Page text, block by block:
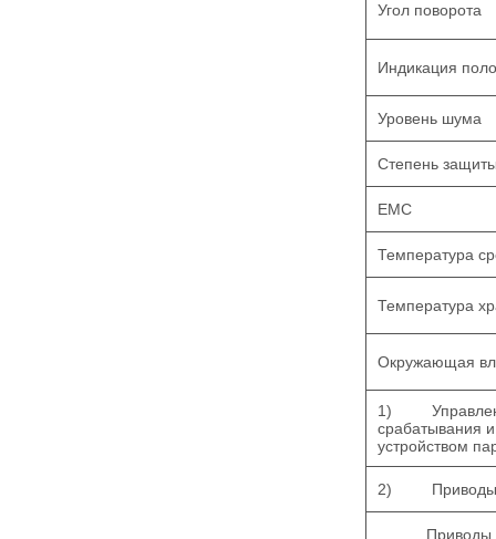
Угол поворота
Индикация
Уровень шума
Степень
EMC
Температура
Температура
Окружающая
1)
срабатывания
устройством
2)
Приводы